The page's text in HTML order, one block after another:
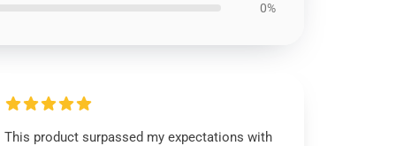
0%
This product surpassed my expectations with